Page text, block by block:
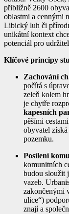
přibližně 2600
oblastmi a cennými
Libický luh či
unikátní kontext
potenciál pro
Klíčové principy
Zachování
počítá s
zeleň kolem
je chytře
kapesních
pěšími
obyvatel
pozemku.
Posílení
komunitních
budou sloužit
vazeb.
zakončenými
ulice“)
znají a